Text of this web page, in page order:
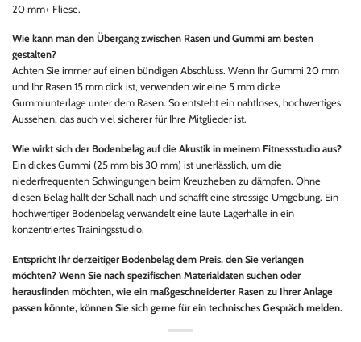
20 mm+ Fliese.
Wie kann man den Übergang zwischen Rasen und Gummi am besten
gestalten?
Achten Sie immer auf einen bündigen Abschluss. Wenn Ihr Gummi 20 mm
und Ihr Rasen 15 mm dick ist, verwenden wir eine 5 mm dicke
Gummiunterlage unter dem Rasen. So entsteht ein nahtloses, hochwertiges
Aussehen, das auch viel sicherer für Ihre Mitglieder ist.
Wie wirkt sich der Bodenbelag auf die Akustik in meinem Fitnessstudio aus?
Ein dickes Gummi (25 mm bis 30 mm) ist unerlässlich, um die
niederfrequenten Schwingungen beim Kreuzheben zu dämpfen. Ohne
diesen Belag hallt der Schall nach und schafft eine stressige Umgebung. Ein
hochwertiger Bodenbelag verwandelt eine laute Lagerhalle in ein
konzentriertes Trainingsstudio.
Entspricht Ihr derzeitiger Bodenbelag dem Preis, den Sie verlangen
möchten? Wenn Sie nach spezifischen Materialdaten suchen oder
herausfinden möchten, wie ein maßgeschneiderter Rasen zu Ihrer Anlage
passen könnte, können Sie sich gerne für ein technisches Gespräch melden.